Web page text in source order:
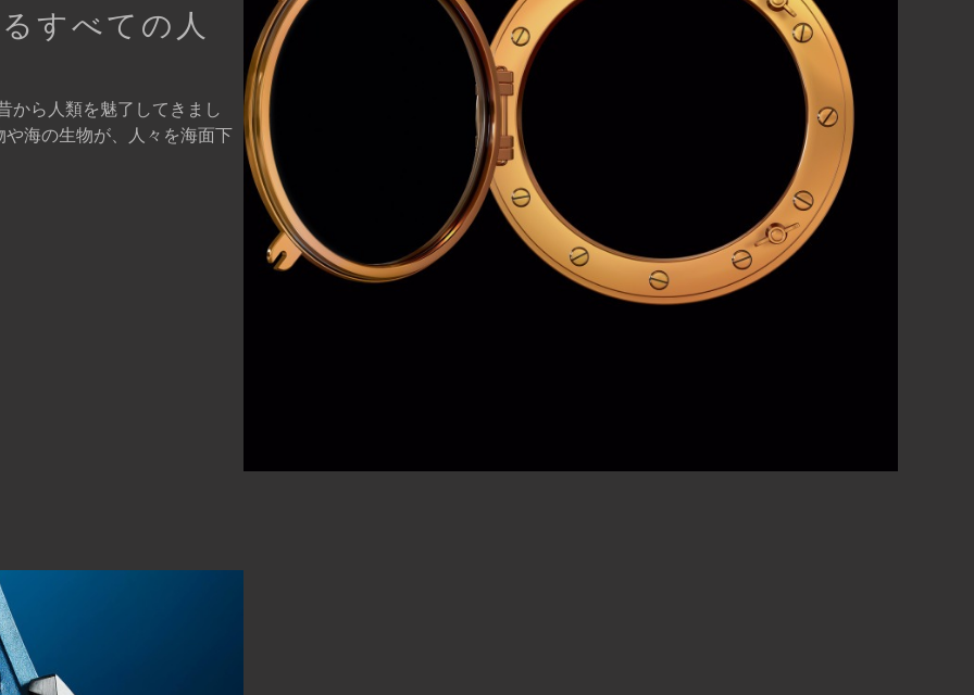
すべての人
から人類を魅了してきまし
海の生物が、人々を海面下